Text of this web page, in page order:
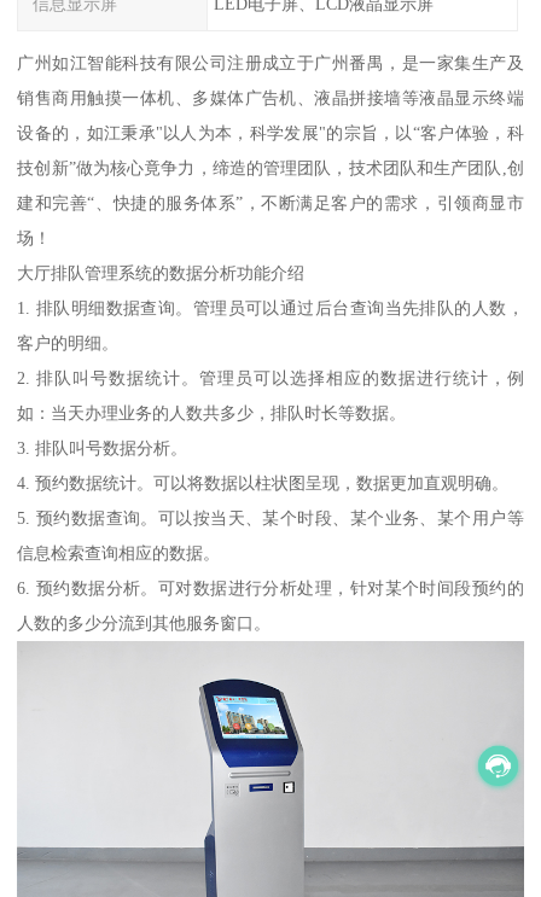
信息显示屏 LED电子屏、LCD液晶显示屏
广州如江智能科技有限公司注册成立于广州番禺，是一家集生产及
销售商用触摸一体机、多媒体广告机、液晶拼接墙等液晶显示终端
设备的，如江秉承"以人为本，科学发展"的宗旨，以“客户体验，科
技创新”做为核心竟争力，缔造的管理团队，技术团队和生产团队,创
建和完善“、快捷的服务体系”，不断满足客户的需求，引领商显市
场！
大厅排队管理系统的数据分析功能介绍
1. 排队明细数据查询。管理员可以通过后台查询当先排队的人数，
客户的明细。
2. 排队叫号数据统计。管理员可以选择相应的数据进行统计，例
如：当天办理业务的人数共多少，排队时长等数据。
3. 排队叫号数据分析。
4. 预约数据统计。可以将数据以柱状图呈现，数据更加直观明确。
5. 预约数据查询。可以按当天、某个时段、某个业务、某个用户等
信息检索查询相应的数据。
6. 预约数据分析。可对数据进行分析处理，针对某个时间段预约的
人数的多少分流到其他服务窗口。